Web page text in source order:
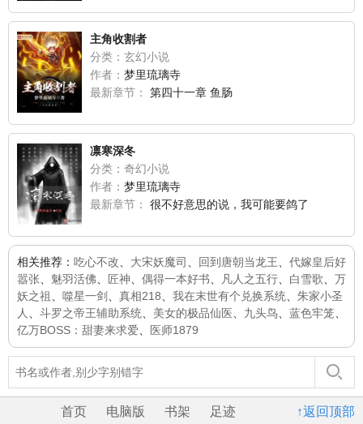
主角收割者
分类：玄幻小说
作者： 梦里琉璃寺
最新章节：
第四十一章 鱼肠
凛寒深冬
分类：奇幻小说
作者： 梦里琉璃寺
最新章节：
很不好意思的说，我可能要鸽了
相关推荐： 吃心不改 大宋妖魔司 回到唐朝当龙王
代嫁皇后好
嚣张
魅羽活佛 匠神 偶得一本好书 凡人之五行 白雪歌
万
妖之祖
噬星一剑 真相218 我在末世有个兑换系统
朱家小圣
人
斗罗之帝王辅助系统 美女的极品仙医 九头鸟 蓝色牢笼
亿万BOSS：甜妻来求爱
医师1879
↑返回顶部
首页 电脑版 书架 足迹